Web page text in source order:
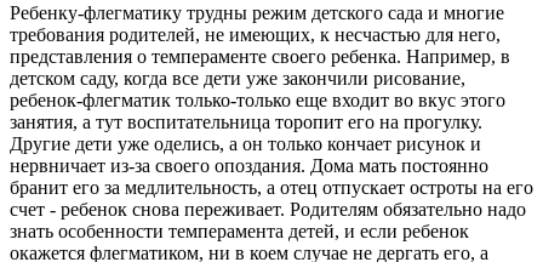
Ребенку-флегматику трудны режим детского сада и многие
требования родителей, не имеющих, к несчастью для него,
представления о темпераменте своего ребенка. Например, в
детском саду, когда все дети уже закончили рисование,
ребенок-флегматик только-только еще входит во вкус этого
занятия, а тут воспитательница торопит его на прогулку.
Другие дети уже оделись, а он только кончает рисунок и
нервничает из-за своего опоздания. Дома мать постоянно
бранит его за медлительность, а отец отпускает остроты на его
счет - ребенок снова переживает. Родителям обязательно надо
знать особенности темперамента детей, и если ребенок
окажется флегматиком, ни в коем случае не дергать его, а